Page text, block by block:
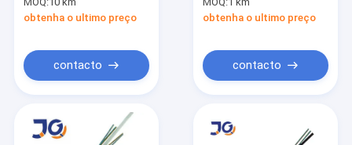
Produtos
conduta externa de
enterro direto cabo
obtenha o ultimo preço
contacto
fita de aço Cable de
comunicação
obtenha o ultimo preço
contacto